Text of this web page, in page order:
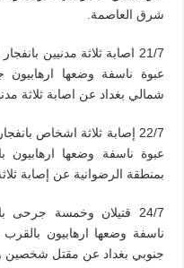
شرق العاصمة.
21/7 اصابة ثلاثة مدنيين
عبوة ناسفة وضعها ارهابيون
شمالي بغداد عن اصابة ثلاثة
22/7 إصابة ثلاثة اشخاص
عبوة ناسفة وضعها
بمنطقة الرضوانية عن إصابة
24/7 قتيلان وخمسة جرحى
ناسفة وضعها ارهابيون
جنوبي بغداد عن مقتل شخصين